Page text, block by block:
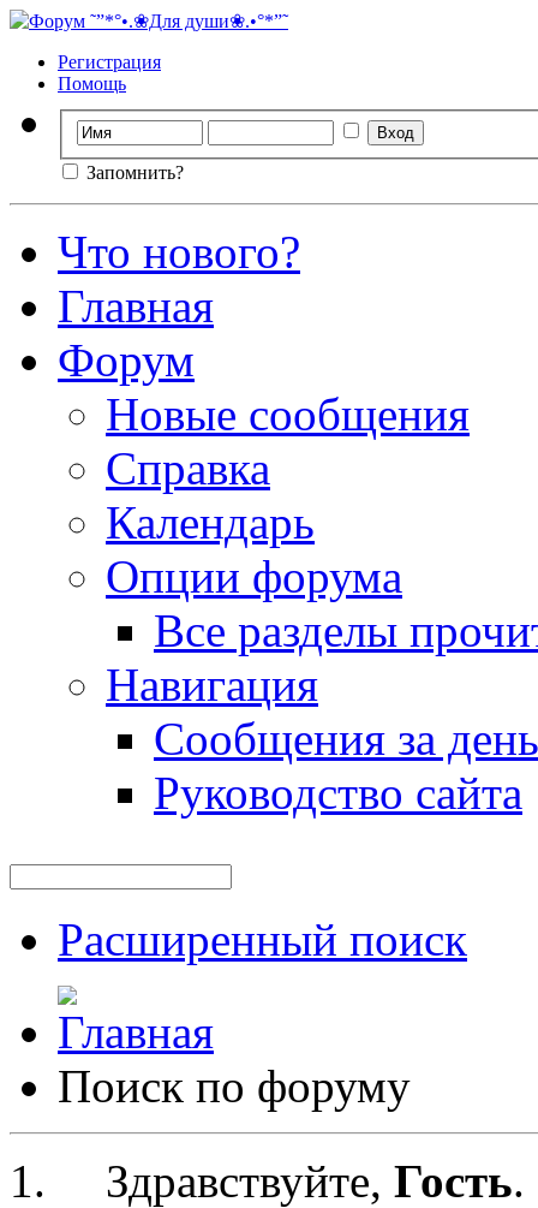
Регистрация
Помощь
Запомнить?
Что нового?
Главная
Форум
Новые сообщения
Справка
Календарь
Опции форума
Все разделы
Навигация
Сообщения за день
Руководство сайта
Расширенный поиск
Поиск по форуму
Здравствуйте, Гость.